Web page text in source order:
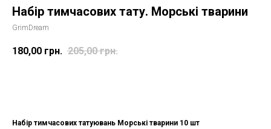
Набір тимчасових тату. Морські тварини
GrimDream
180,00 грн. 205,00 грн.
Набір тимчасових татуювань Морські тварини 10 шт